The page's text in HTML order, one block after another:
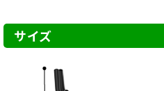
サイズ